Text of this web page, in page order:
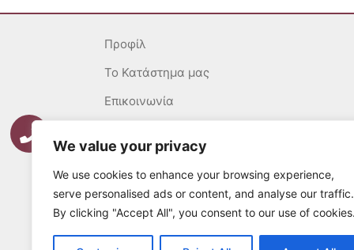
We value your privacy
We use cookies to enhance your browsing experience,
serve personalised ads or content, and analyse our traffic.
By clicking "Accept All", you consent to our use of cookies.
Προφίλ
To Κατάστημα μας
Επικοινωνία
Ασφάλεια Συναλλαγών
Πολιτική επιστροφών
Τρόποι Πληρωμής